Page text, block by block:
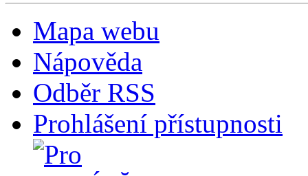
Mapa webu
Nápověda
Odběr RSS
Prohlášení přístupnosti